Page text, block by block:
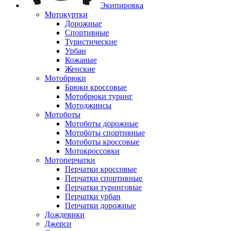
Экипировка
Мотокуртки
Дорожные
Спортивные
Туристические
Урбан
Кожаные
Женские
Мотобрюки
Брюки кроссовые
Мотобрюки туринг
Мотоджинсы
Мотоботы
Мотоботы дорожные
Мотоботы спортивные
Мотоботы кроссовые
Мотокроссовки
Мотоперчатки
Перчатки кроссовые
Перчатки спортивные
Перчатки туринговые
Перчатки урбан
Перчатки дорожные
Дождевики
Джерси